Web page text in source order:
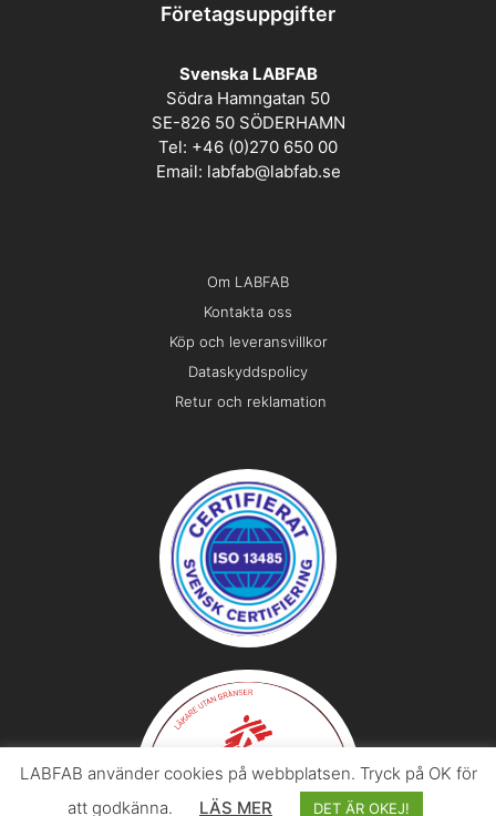
Företagsuppgifter
Svenska LABFAB
Södra Hamngatan 50
SE-826 50 SÖDERHAMN
Tel: +46 (0)270 650 00
Email: labfab@labfab.se
Om LABFAB
Kontakta oss
Köp och leveransvillkor
Dataskyddspolicy
Retur och reklamation
LABFAB använder cookies på webbplatsen. Tryck på OK för
att godkänna.
LÄS MER DET ÄR OKEJ!